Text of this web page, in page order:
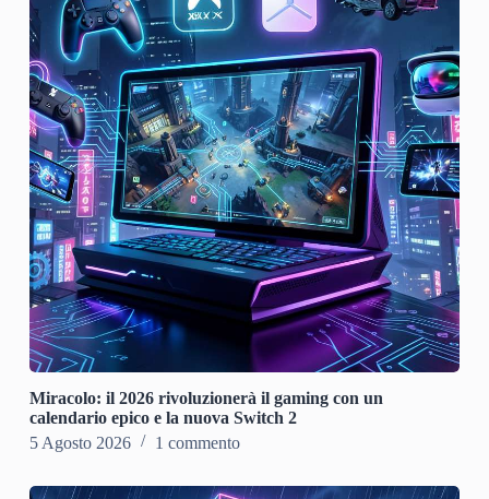
Miracolo: il 2026 rivoluzionerà il gaming con un
calendario epico e la nuova Switch 2
5 Agosto 2026
1 commento